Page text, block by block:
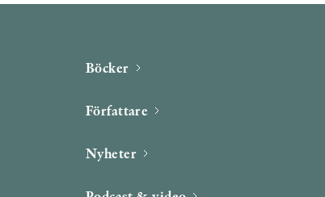
Böcker
Författare
Nyheter